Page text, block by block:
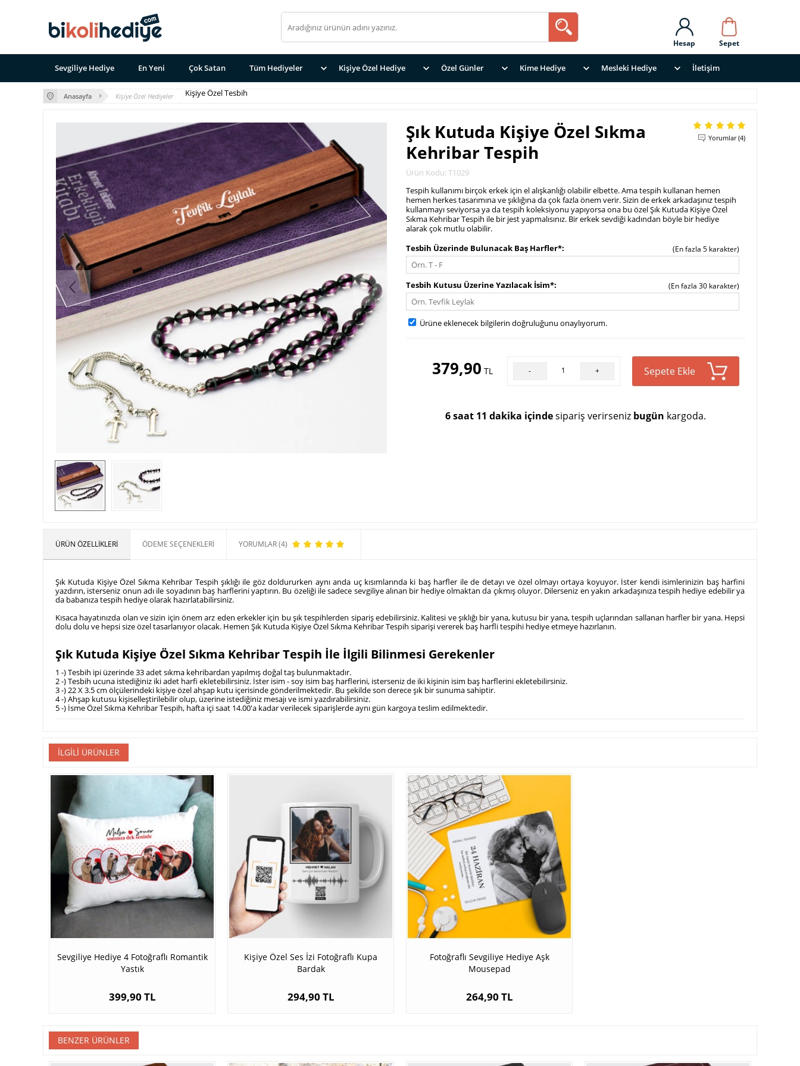
Sepet
Hesap
Sevgiliye Hediye En Yeni Çok Satan Tüm Hediyeler Kişiye Özel Hediye Özel Günler Kime Hediye Mesleki Hediye İletişim
Anasayfa Kişiye Özel Hediyeler Kişiye Özel Tesbih
Şık Kutuda Kişiye Özel Sıkma
Kehribar Tespih
Ürün Kodu: T1029
Yorumlar (4)
Tespih kullanımı birçok erkek için el alışkanlığı olabilir elbette. Ama tespih kullanan hemen
hemen herkes tasarımına ve şıklığına da çok fazla önem verir. Sizin de erkek arkadaşınız tespih
kullanmayı seviyorsa ya da tespih koleksiyonu yapıyorsa ona bu özel Şık Kutuda Kişiye Özel
Sıkma Kehribar Tespih ile bir jest yapmalısınız. Bir erkek sevdiği kadından böyle bir hediye
alarak çok mutlu olabilir.
Tesbih Üzerinde Bulunacak Baş Harfler*
(En fazla 5 karakter)
Tesbih Kutusu Üzerine Yazılacak İsim* (En fazla 30 karakter)
Ürüne eklenecek bilgilerin doğruluğunu onaylıyorum.
379,90 TL - + Sepete Ekle
6 saat 11 dakika içindesipariş verirseniz bugün kargoda.
ÜRÜN ÖZELLIKLERI ÖDEME SEÇENEKLERI YORUMLAR (4)
Şık Kutuda Kişiye Özel Sıkma Kehribar Tespih şıklığı ile göz doldururken aynı anda uç kısımlarında ki baş harfler ile de detayı ve özel olmayı ortaya koyuyor. İster kendi isimlerinizin baş harfini
yazdırın, isterseniz onun adı ile soyadının baş harflerini yaptırın. Bu özeliği ile sadece sevgiliye alınan bir hediye olmaktan da çıkmış oluyor. Dilerseniz en yakın arkadaşınıza tespih hediye edebilir ya
da babanıza tespih hediye olarak hazırlatabilirsiniz.
Kısaca hayatınızda olan ve sizin için önem arz eden erkekler için bu şık tespihlerden sipariş edebilirsiniz. Kalitesi ve şıklığı bir yana, kutusu bir yana, tespih uçlarından sallanan harfler bir yana. Hepsi
dolu dolu ve hepsi size özel tasarlanıyor olacak. Hemen Şık Kutuda Kişiye Özel Sıkma Kehribar Tespih siparişi vererek baş harfli tespihi hediye etmeye hazırlanın.
Şık Kutuda Kişiye Özel Sıkma Kehribar Tespih İle İlgili Bilinmesi Gerekenler
1 -) Tesbih ipi üzerinde 33 adet sıkma kehribardan yapılmış doğal taş bulunmaktadır.
2 -) Tesbih ucuna istediğiniz iki adet harfi ekletebilirsiniz. İster isim - soy isim baş harflerini, isterseniz de iki kişinin isim baş harflerini ekletebilirsiniz.
3 -) 22 X 3.5 cm ölçülerindeki kişiye özel ahşap kutu içerisinde gönderilmektedir. Bu şekilde son derece şık bir sunuma sahiptir.
4 -) Ahşap kutusu kişiselleştirilebilir olup, üzerine istediğiniz mesajı ve ismi yazdırabilirsiniz.
5 -) İsme Özel Sıkma Kehribar Tespih, hafta içi saat 14.00'a kadar verilecek siparişlerde aynı gün kargoya teslim edilmektedir.
İLGILI ÜRÜNLER
Sevgiliye Hediye 4 Fotoğraflı Romantik
Yastık
399,90 TL
Kişiye Özel Ses İzi Fotoğraflı Kupa
Bardak
294,90 TL
Fotoğraflı Sevgiliye Hediye Aşk
Mousepad
264,90 TL
BENZER ÜRÜNLER